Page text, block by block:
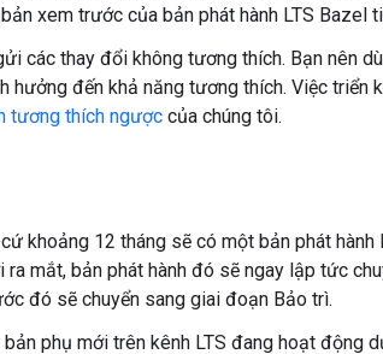
xem trước của bản phát hành LTS Bazel
các thay đổi không tương thích. Bạn nên
hưởng đến khả năng tương thích. Việc triển
tương thích ngược của chúng tôi.
khoảng 12 tháng sẽ có một bản phát
ra mắt, bản phát hành đó sẽ ngay lập tức
đó sẽ chuyển sang giai đoạn Bảo trì.
bản phụ mới trên kênh LTS đang hoạt động